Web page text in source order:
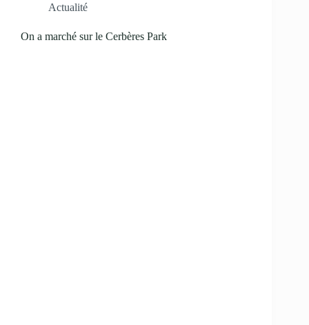
Actualité
On a marché sur le Cerbères Park